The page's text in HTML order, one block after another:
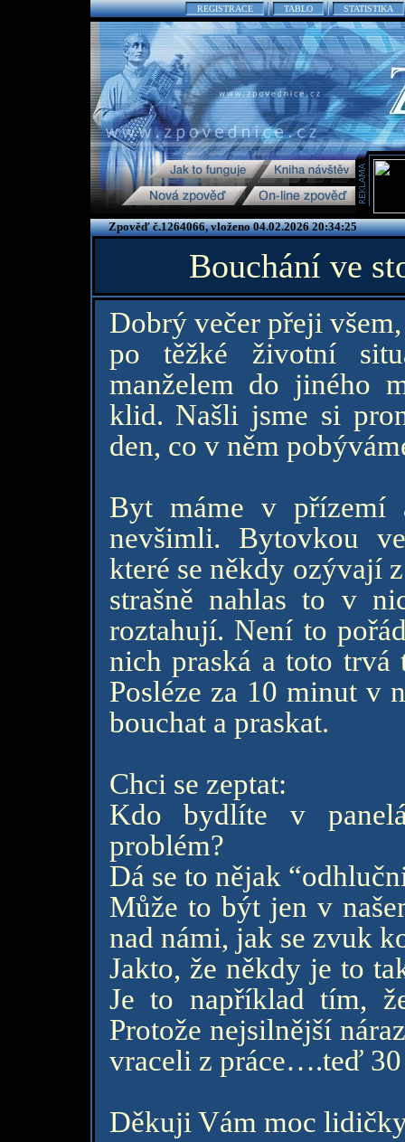
REGISTRACE TABLO STATISTIKA
Zpověď č.1264066, vloženo 04.02.2026 20:34:25
Bouchání ve
Dobrý večer přeji všem,
po těžké životní
manželem do jiného
klid. Našli jsme si
den, co v něm
Byt máme v přízemí
nevšimli. Bytovkou
které se někdy ozývají
strašně nahlas to v
roztahují. Není to
nich praská a toto trvá
Posléze za 10 minut v
bouchat a praskat.
Chci se zeptat:
Kdo bydlíte v
problém?
Dá se to nějak
Může to být jen v
nad námi, jak se zvuk
Jakto, že někdy je to
Je to například tím,
Protože nejsilnější
vraceli z práce….teď
Děkuji Vám moc